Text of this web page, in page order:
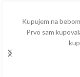
Kupujem na
Prvo sam